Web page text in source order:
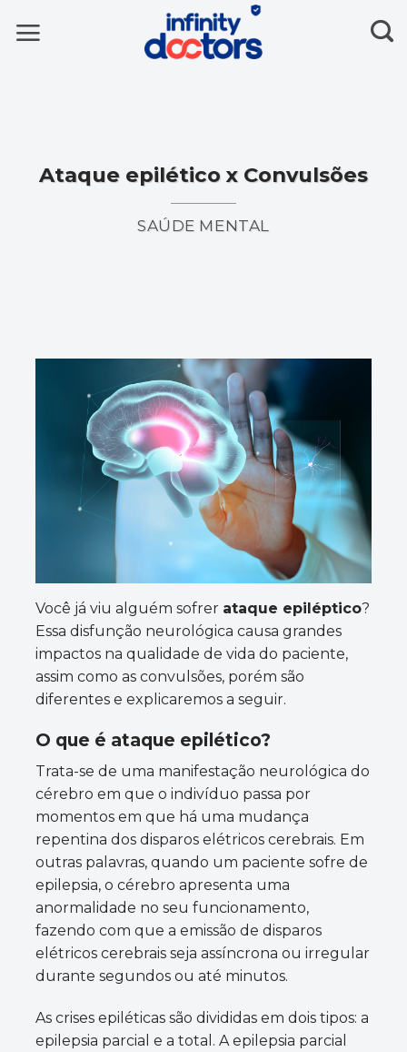
Ataque epilético x Convulsões
SAÚDE MENTAL
Você já viu alguém sofrer ataque epiléptico?
Essa disfunção neurológica causa grandes
impactos na qualidade de vida do paciente,
assim como as convulsões, porém são
diferentes e explicaremos a seguir.
O que é ataque epilético?
Trata-se de uma manifestação neurológica do
cérebro em que o indivíduo passa por
momentos em que há uma mudança
repentina dos disparos elétricos cerebrais. Em
outras palavras, quando um paciente sofre de
epilepsia, o cérebro apresenta uma
anormalidade no seu funcionamento,
fazendo com que a emissão de disparos
elétricos cerebrais seja assíncrona ou irregular
durante segundos ou até minutos.
As crises epiléticas são divididas em dois tipos: a
epilepsia parcial e a total. A epilepsia parcial